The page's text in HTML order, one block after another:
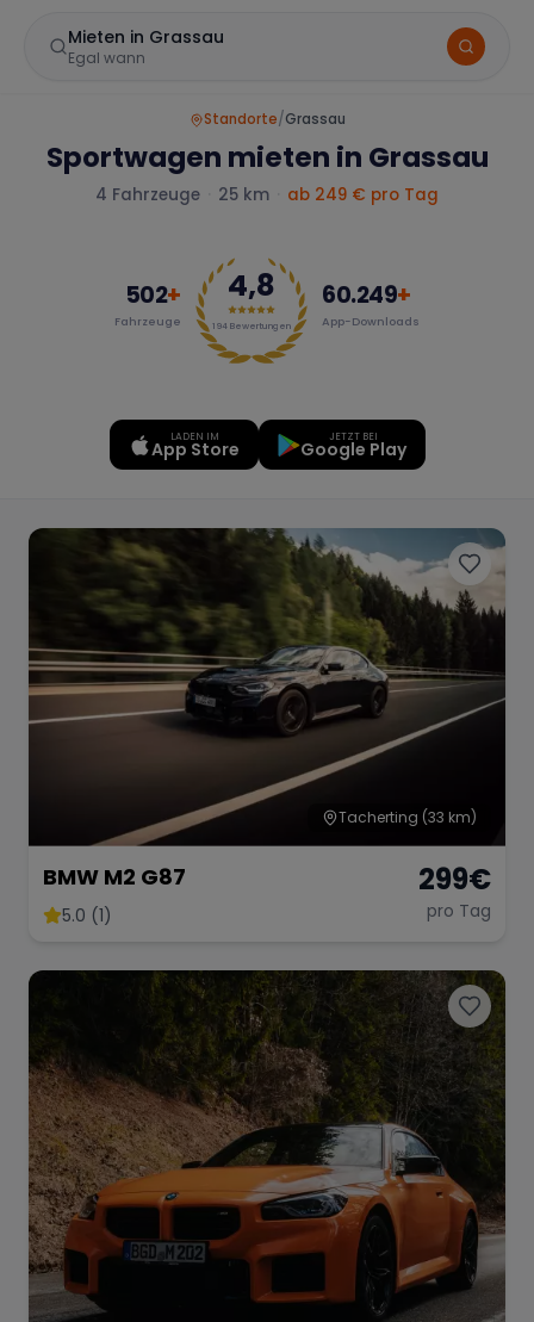
Mieten in Grassau
Egal wann
Marke
Mercedes BMW Audi
Porsche Lamborghini Ferrari
McLaren Ford Jaguar
Chevrolet Dodge
Bentley Aston Martin
Lotus Maserati
Range Rover Corvette
Wann
Zeitraum wählen
Standorte/Grassau
Sportwagen mieten in Grassau
4 Fahrzeuge 25 km ab 249 € pro Tag
502+
Fahrzeuge
4,8
194Bewertungen
60.249+
App-Downloads
LADEN IM
App Store
JETZT BEI
Google Play
Tacherting (33 km)
BMW M2 G87
5.0 (1)
299€
pro Tag